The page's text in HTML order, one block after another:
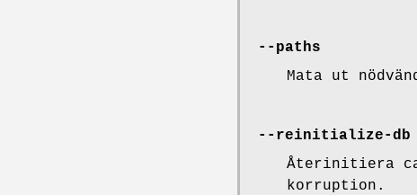
--paths
Mata ut
--reinitialize-db
Återinitiera
korruption.